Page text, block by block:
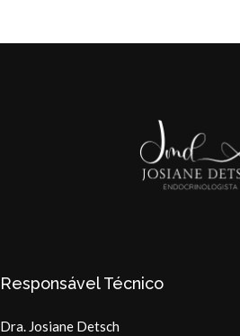
Responsável Técnico
Dra. Josiane Detsch